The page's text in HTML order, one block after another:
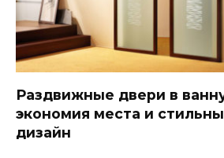
Раздвижные двери в
экономия места и
дизайн